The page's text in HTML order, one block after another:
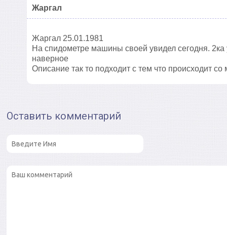
Жаргал
Жаргал 25.01.1981
На спидометре машины своей увидел сегодня. 2ка
наверное
Описание так то подходит с тем что происходит со
Оставить комментарий